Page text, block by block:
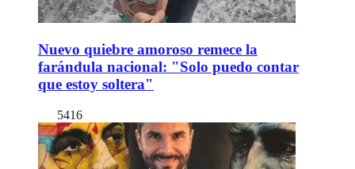
Nuevo quiebre amoroso remece la
farándula nacional: "Solo puedo contar
que estoy soltera"
5416